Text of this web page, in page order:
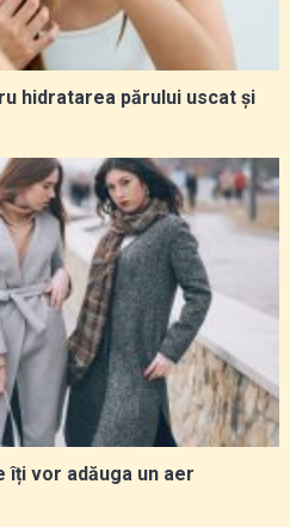
hidratarea părului uscat și
vor adăuga un aer